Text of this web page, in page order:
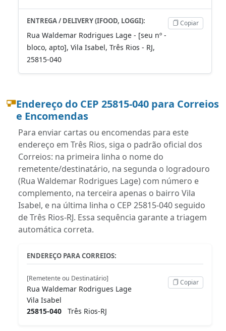
ENTREGA / DELIVERY (IFOOD, LOGGI):
Rua Waldemar Rodrigues Lage - [seu nº -
bloco, apto], Vila Isabel, Três Rios - RJ,
25815-040
Copiar
Endereço do CEP 25815-040 para Correios
e Encomendas
Para enviar cartas ou encomendas para este
endereço em Três Rios, siga o padrão oficial dos
Correios: na primeira linha o nome do
remetente/destinatário, na segunda o logradouro
(Rua Waldemar Rodrigues Lage) com número e
complemento, na terceira apenas o bairro Vila
Isabel, e na última linha o CEP 25815-040 seguido
de Três Rios-RJ. Essa sequência garante a triagem
automática correta.
ENDEREÇO PARA CORREIOS:
[Remetente ou Destinatário]
Rua Waldemar Rodrigues Lage
Vila Isabel
25815-040 Três Rios-RJ
Copiar